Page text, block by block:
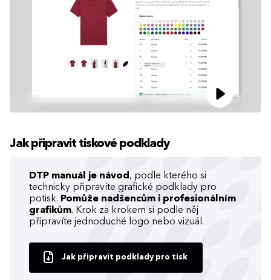
Jak připravit tiskové podklady
DTP manuál je návod , podle kterého si
technicky připravíte grafické podklady pro
potisk. Pomůže nadšencům i profesionálním
grafikům. Krok za krokem si podle něj
připravíte jednoduché logo nebo vizuál.
Jak připravit podklady pro tisk